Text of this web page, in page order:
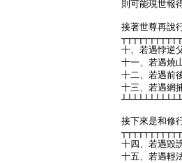
則可能現世報
接著世尊再說
十、若遇悖逆
十一、若遇燒
十二、若遇前
十三、若遇網
接下來是和修
十四、若遇毀
十五、若遇輕